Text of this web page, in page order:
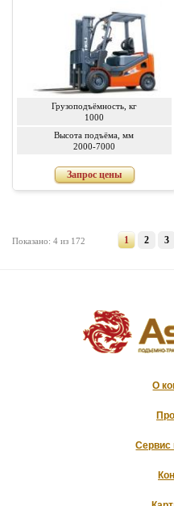
Грузоподъёмность, кг
1000
Высота подъёма, мм
2000-7000
Запрос цены
Показано: 4 из 172 1 2 3
О
Сервис